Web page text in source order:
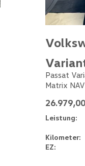
Passat
Matrix
Leistung:
Kilometer:
EZ: